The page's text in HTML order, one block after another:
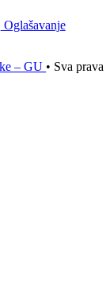
Oglašavanje
– GU • Sva prava